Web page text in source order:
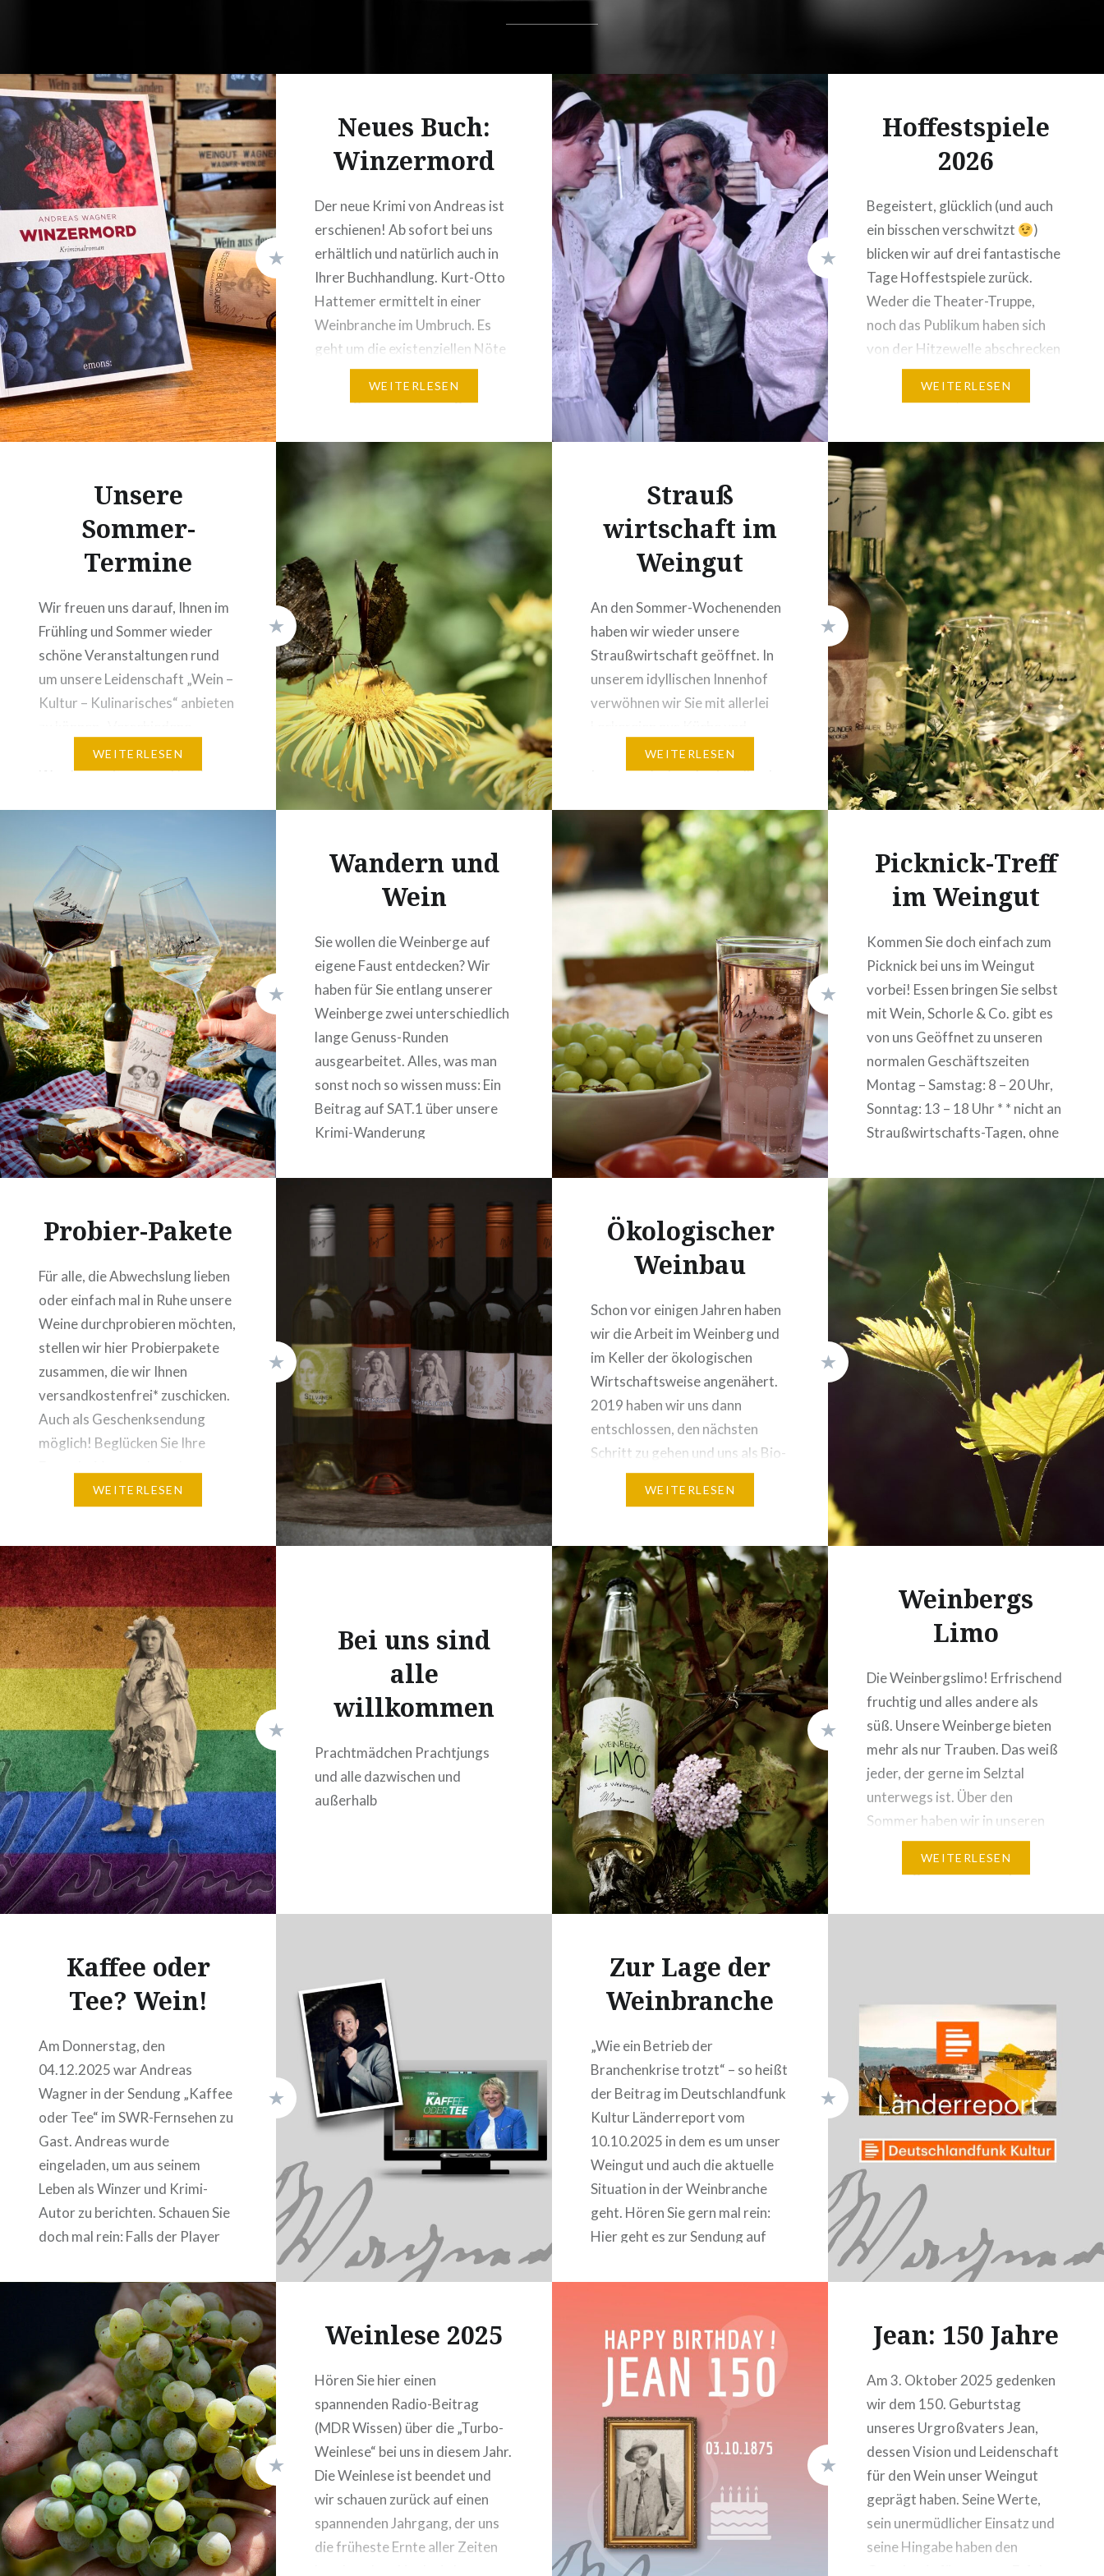
Neues Buch:
Winzermord
Der neue Krimi von Andreas ist
erschienen! Ab sofort bei uns
erhältlich und natürlich auch in
Ihrer Buchhandlung. Kurt-Otto
Hattemer ermittelt in einer
Weinbranche im Umbruch. Es
geht um die existenziellen Nöte
der Winzerinnen und Winzer, um
ersthafte aber teils auch
skurrile Bemühungen, in der
Krise…
WEITERLESEN
Hoffestspiele
2026
Begeistert, glücklich (und auch
ein bisschen verschwitzt
)
blicken wir auf drei fantastische
Tage Hoffestspiele zurück.
Weder die Theater-Truppe,
noch das Publikum haben sich
von der Hitzewelle abschrecken
lassen und das hat sich gelohnt!
Stefan Senf und Holger Tapp
haben mit ihrer Darbietung von
Molières „Der Geizige“ den
Hof…
WEITERLESEN
Unsere
Sommer-
Termine
Wir freuen uns darauf, Ihnen im
Frühling und Sommer wieder
schöne Veranstaltungen rund
um unsere Leidenschaft „Wein –
Kultur – Kulinarisches“ anbieten
geführte Touren durch die
Weinberge, Sommer-Theater,
Straußwirtschaft und vieles
mehr stehen auf dem Plan. Alle
Termine für den Sommer finden
Sie hier: Genießen…
WEITERLESEN
Strauß
wirtschaft im
Weingut
An den Sommer-Wochenenden
haben wir wieder unsere
Straußwirtschaft geöffnet. In
unserem idyllischen Innenhof
verwöhnen wir Sie mit allerlei
Weinkeller. Familien mit Kindern
freuen sich über den Sandkasten
Straußwirtschafts-Saison
2026:24. April bis 21. Juni und
14. bis 30. August 2026freitags
und samstags ab 17
Uhrsonntags und feiertags…
WEITERLESEN
Wandern und
Wein
Sie wollen die Weinberge auf
eigene Faust entdecken? Wir
haben für Sie entlang unserer
Weinberge zwei unterschiedlich
lange Genuss-Runden
ausgearbeitet. Alles, was man
sonst noch so wissen muss: Ein
Beitrag auf SAT.1 über unsere
Krimi-Wanderung
Picknick-Treff
im Weingut
Kommen Sie doch einfach zum
Picknick bei uns im Weingut
vorbei! Essen bringen Sie selbst
mit Wein, Schorle & Co. gibt es
von uns Geöffnet zu unseren
normalen Geschäftszeiten
Montag – Samstag: 8 – 20 Uhr,
Sonntag: 13 – 18 Uhr * * nicht an
Straußwirtschafts-Tagen, ohne
Probier-Pakete
Für alle, die Abwechslung lieben
oder einfach mal in Ruhe unsere
Weine durchprobieren möchten,
stellen wir hier Probierpakete
zusammen, die wir Ihnen
versandkostenfrei* zuschicken.
Auch als Geschenksendung
möglich! Beglücken Sie Ihre
Kollegen mit einem Weinpaket!
wir auch eine Grußkarte mit
Ihrem Wunsch-Text bei. =>…
WEITERLESEN
Ökologischer
Weinbau
Schon vor einigen Jahren haben
wir die Arbeit im Weinberg und
im Keller der ökologischen
Wirtschaftsweise angenähert.
2019 haben wir uns dann
entschlossen, den nächsten
Schritt zu gehen und uns als Bio-
Betrieb zertifizieren zu lassen.
Richtlinien, die an Bio-
Weingüter gestellt werden,
sodass unsere Produkte seit
dem 2022er…
WEITERLESEN
Bei uns sind
alle
willkommen
Prachtmädchen Prachtjungs
und alle dazwischen und
außerhalb
Weinbergs
Limo
Die Weinbergslimo! Erfrischend
fruchtig und alles andere als
süß. Unsere Weinberge bieten
mehr als nur Trauben. Das weiß
jeder, der gerne im Selztal
unterwegs ist. Über den
Sommer haben wir in unseren
ökologisch bewirtschafteten
Früh geerntete, grüne Riesling-
WEITERLESEN
Kaffee oder
Tee? Wein!
Am Donnerstag, den
04.12.2025 war Andreas
Wagner in der Sendung „Kaffee
oder Tee“ im SWR-Fernsehen zu
Gast. Andreas wurde
eingeladen, um aus seinem
Leben als Winzer und Krimi-
Autor zu berichten. Schauen Sie
doch mal rein: Falls der Player
direkt zur Sendung:
https://www.ardmediathek.de/video/kaffee-
oder-tee/sendung-vom-04-
dezember-
2025/swr/Y3JpZDovL3N3ci5kZS9hZXgvbzIyODQ1ODk(der
Auftritt von Andreas beginnt
bei 1:28:55)
Zur Lage der
Weinbranche
„Wie ein Betrieb der
Branchenkrise trotzt“ – so heißt
der Beitrag im Deutschlandfunk
Kultur Länderreport vom
10.10.2025 in dem es um unser
Weingut und auch die aktuelle
Situation in der Weinbranche
geht. Hören Sie gern mal rein:
Hier geht es zur Sendung auf
Website:
wie-ein-betrieb-der-
branchenkrise-trotzt-
laenderreport-100.html
Weinlese 2025
Hören Sie hier einen
spannenden Radio-Beitrag
(MDR Wissen) über die „Turbo-
Weinlese“ bei uns in diesem Jahr.
Die Weinlese ist beendet und
wir schauen zurück auf einen
spannenden Jahrgang, der uns
die früheste Ernte aller Zeiten
Jean: 150 Jahre
Am 3. Oktober 2025 gedenken
wir dem 150. Geburtstag
unseres Urgroßvaters Jean,
dessen Vision und Leidenschaft
für den Wein unser Weingut
geprägt haben. Seine Werte,
sein unermüdlicher Einsatz und
seine Hingabe haben den